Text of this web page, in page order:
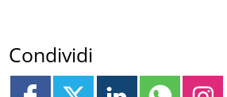
Condividi